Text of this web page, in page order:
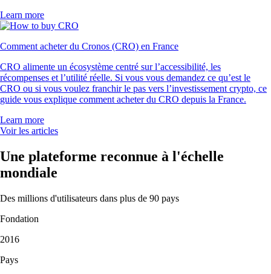
Learn more
Comment acheter du Cronos (CRO) en France
CRO alimente un écosystème centré sur l’accessibilité, les
récompenses et l’utilité réelle. Si vous vous demandez ce qu’est le
CRO ou si vous voulez franchir le pas vers l’investissement crypto, ce
guide vous explique comment acheter du CRO depuis la France.
Learn more
Voir les articles
Une plateforme reconnue à l'échelle
mondiale
Des millions d'utilisateurs dans plus de 90 pays
Fondation
2016
Pays